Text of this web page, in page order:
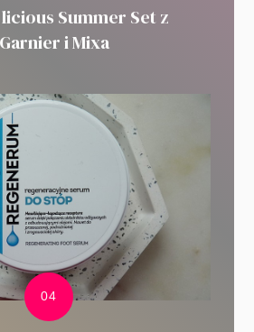
Summer Set z
Garnier i Mixa